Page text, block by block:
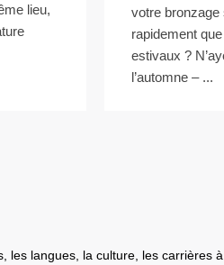
lieu,
votre bronzage
rapidement
estivaux ?
l’automne – ...
les langues, la culture, les carrières à